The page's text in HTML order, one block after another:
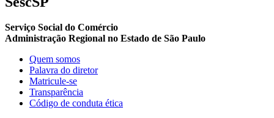
Serviço Social do Comércio
Administração Regional no Estado de São Paulo
Quem somos
Palavra do diretor
Matricule-se
Transparência
Código de conduta ética